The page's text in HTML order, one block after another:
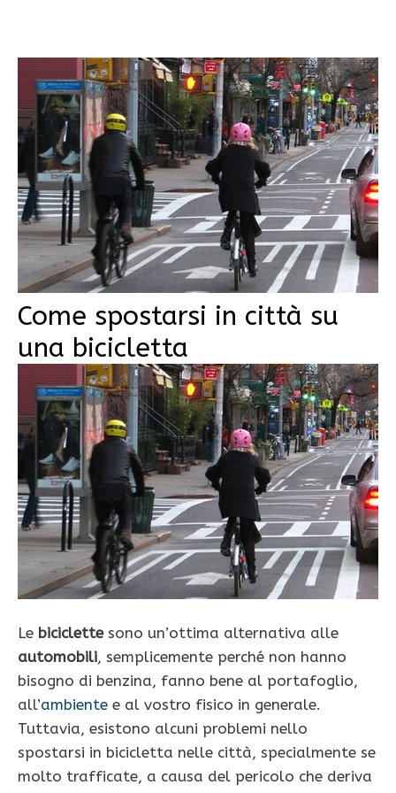
Come spostarsi in città su
una bicicletta
Le biciclettesono un’ottima alternativa alle
automobili, semplicemente perché non hanno
bisogno di benzina, fanno bene al portafoglio,
all’ambiente e al vostro fisico in generale.
Tuttavia, esistono alcuni problemi nello
spostarsi in bicicletta nelle città, specialmente se
molto trafficate, a causa del pericolo che deriva